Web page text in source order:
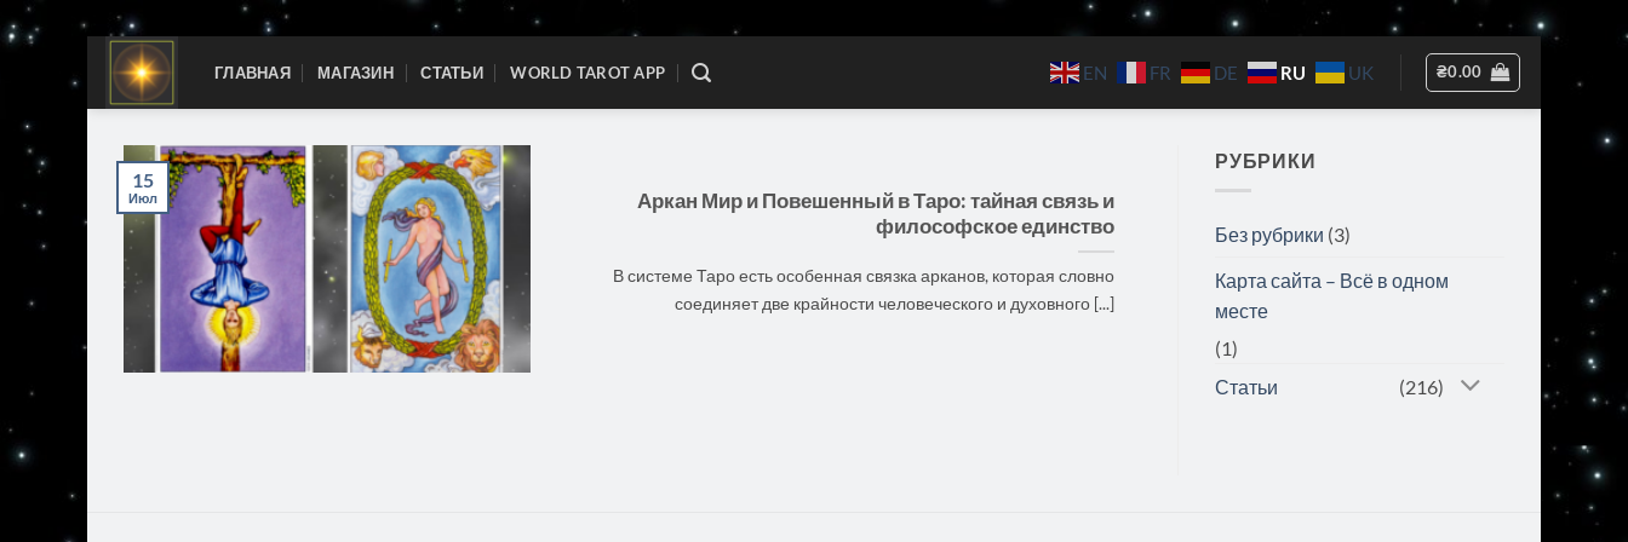
Skip
content
ГЛАВНАЯ МАГАЗИН СТАТЬИ WORLD TAROT APP EN FR DE RU UK ₴0.00
Аркан Мир и Повешенный в Таро: тайная связь и
философское единство
В системе Таро есть особенная связка арканов, которая словно
соединяет две крайности человеческого и духовного [...]
15
Июл
РУБРИКИ
Без рубрики (3)
Карта сайта – Всё в одном
месте
(1)
Статьи
(216)